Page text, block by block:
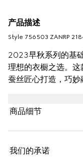
产品描述
Style ‎756503 ZANRP
2023早秋系列的基
理想的衣橱之选。
蚕丝匠心打造，巧妙
商品细节
我们的承诺